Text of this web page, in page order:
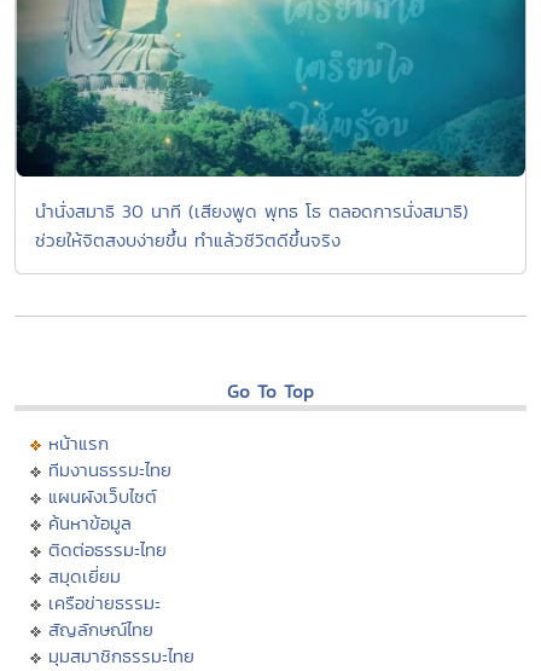
นำนั่งสมาธิ 30 นาที (เสียงพูด พุทธ โธ ตลอดการนั่งสมาธิ)
ช่วยให้จิตสงบง่ายขึ้น ทำแล้วชีวิตดีขึ้นจริง
Go To Top
หน้าแรก
ทีมงานธรรมะไทย
แผนผังเว็บไซต์
ค้นหาข้อมูล
ติดต่อธรรมะไทย
สมุดเยี่ยม
เครือข่ายธรรมะ
สัญลักษณ์ไทย
มุมสมาชิกธรรมะไทย